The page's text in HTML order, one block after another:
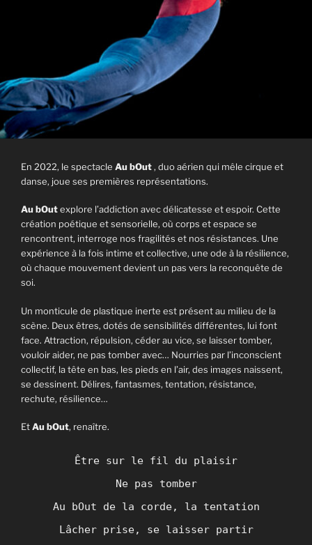
En 2022, le spectacle Au bOut , duo aérien qui mêle cirque et
danse, joue ses premières représentations.
Au bOutexplore l’addiction avec délicatesse et espoir. Cette
création poétique et sensorielle, où corps et espace se
rencontrent, interroge nos fragilités et nos résistances. Une
expérience à la fois intime et collective, une ode à la résilience,
où chaque mouvement devient un pas vers la reconquête de
soi.
Un monticule de plastique inerte est présent au milieu de la
scène. Deux êtres, dotés de sensibilités différentes, lui font
face. Attraction, répulsion, céder au vice, se laisser tomber,
vouloir aider, ne pas tomber avec… Nourries par l’inconscient
collectif, la tête en bas, les pieds en l’air, des images naissent,
se dessinent. Délires, fantasmes, tentation, résistance,
rechute, résilience…
EtAu bOut, renaître.
Être sur le fil du plaisir
Ne pas tomber
Au bOut de la corde, la tentation
Lâcher prise, se laisser partir